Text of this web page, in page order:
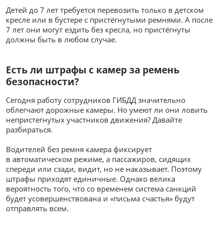
Детей до 7 лет требуется перевозить только в детском
кресле или в бустере с пристёгнутыми ремнями. А после
7 лет они могут ездить без кресла, но пристёгнуты
должны быть в любом случае.
Есть ли штрафы с камер за ремень
безопасности?
Сегодня работу сотрудников ГИБДД значительно
облегчают дорожные камеры. Но умеют ли они ловить
непристегнутых участников движения? Давайте
разбираться.
Водителей без ремня камера фиксирует
в автоматическом режиме, а пассажиров, сидящих
спереди или сзади, видит, но не наказывает. Поэтому
штрафы приходят единичные. Однако велика
вероятность того, что со временем система санкций
будет усовершенствована и «письма счастья» будут
отправлять всем.